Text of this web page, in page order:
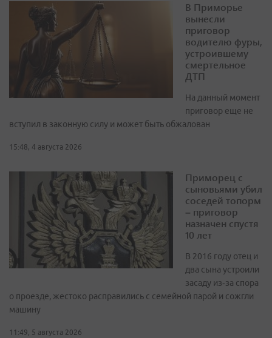
В Приморье
вынесли
приговор
водителю фуры,
устроившему
смертельное
ДТП
На данный момент
приговор еще не
вступил в законную силу и может быть обжалован
15:48, 4 августа 2026
Приморец с
сыновьями убил
соседей топорм
– приговор
назначен спустя
10 лет
В 2016 году отец и
два сына устроили
засаду из‑за спора
о проезде, жестоко расправились с семейной парой и сожгли
машину
11:49, 5 августа 2026